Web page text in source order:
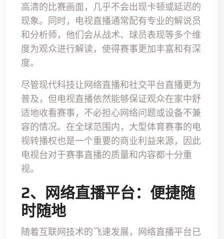
高清的比赛画面，几乎不会出现卡顿或延迟的
现象。同时，电视直播通常配有专业的解说员
和分析师，他们会从战术、球员表现等多个维
度为观众进行解读，使得赛事更加丰富和有深
度。
尽管现代科技让网络直播和社交平台直播更为
普及，但电视直播依然能够保证观众在家中舒
适地收看赛事，不必担心网络问题或设备不兼
容的情况。在全球范围内，大型体育赛事的电
视转播权也是一个重要的商业利益来源，因此
电视台对于赛事直播的质量和内容都十分重
视。
2、网络直播平台：便捷随
时随地
随着互联网技术的飞速发展，网络直播平台已